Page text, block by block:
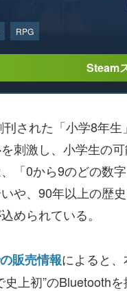
RPG
Steam
された「小学8年
刺激し、小学生の
「0から9のどの数
や、90年以上の歴
められている。
販売情報によると
史上初”のBluetooth